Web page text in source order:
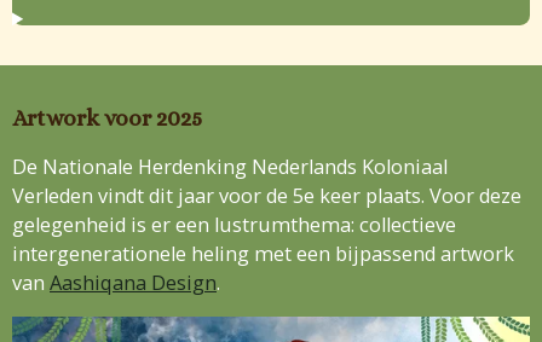
Artwork voor 2025
De Nationale Herdenking Nederlands Koloniaal
Verleden vindt dit jaar voor de 5e keer plaats. Voor deze
gelegenheid is er een lustrumthema: collectieve
intergenerationele heling met een bijpassend artwork
van Aashiqana Design.